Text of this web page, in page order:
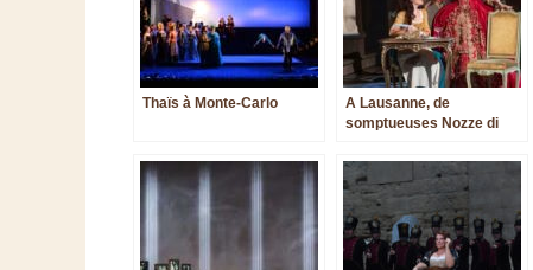
Thaïs à Monte-Carlo
A Lausanne, de
somptueuses Nozze di